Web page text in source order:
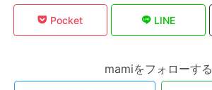
Pocket LINE
mamiをフォローする